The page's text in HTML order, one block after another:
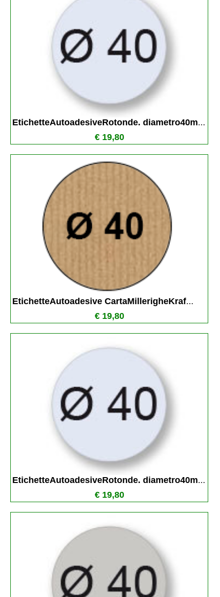
EtichetteAutoadesiveRotonde. diametro40m...
€ 19,80
EtichetteAutoadesive CartaMillerigheKraf...
€ 19,80
EtichetteAutoadesiveRotonde. diametro40m...
€ 19,80